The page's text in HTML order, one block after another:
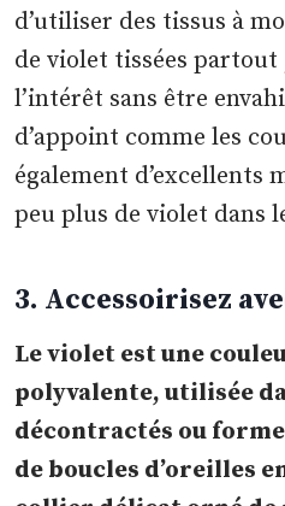
d’utiliser des tissus à
de violet tissées
l’intérêt sans être
d’appoint comme les
également d’excellents
peu plus de violet dans
3. Accessoirisez
Le violet est une
polyvalente, utilisée
décontractés ou
de boucles d’oreilles